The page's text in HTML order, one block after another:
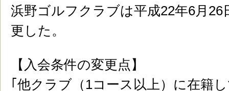
浜野ゴルフクラブは平成22年6月
更した。
【入会条件の変更点】
｢他クラブ（1コース以上）に在籍